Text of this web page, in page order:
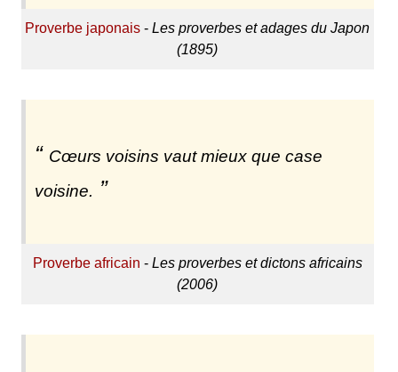
Proverbe japonais -Les proverbes et adages du Japon
(1895)
Cœurs voisins vaut mieux que case
voisine.
Proverbe africain - Les proverbes et dictons africains
(2006)